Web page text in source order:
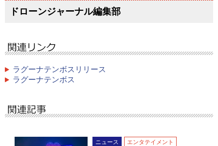
ドローンジャーナル編集部
ラグーナテンボスリリース
ラグーナテンボス
ニュース エンタテイメント